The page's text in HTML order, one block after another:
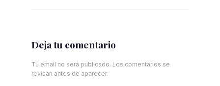
Deja tu comentario
Tu email no será publicado. Los comentarios se
revisan antes de aparecer.